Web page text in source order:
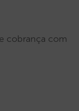
cobrança com